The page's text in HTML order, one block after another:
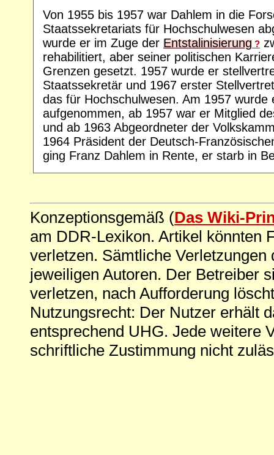
Von 1955 bis 1957 war Dahlem in die
Staatssekretariats für Hochschulwesen
wurde er im Zuge der Entstalinisierung ?
rehabilitiert, aber seiner politischen
Grenzen gesetzt. 1957 wurde er
Staatssekretär und 1967 erster
das für Hochschulwesen. Am 1957 wurde
aufgenommen, ab 1957 war er Mitglied
und ab 1963 Abgeordneter der
1964 Präsident der Deutsch-
ging Franz Dahlem in Rente, er starb in
Konzeptionsgemäß (Das Wiki-
am DDR-Lexikon. Artikel könnten
verletzen. Sämtliche
jeweiligen Autoren. Der Betreiber
verletzen, nach Aufforderung
Nutzungsrecht: Der Nutzer erhält
entsprechend UHG. Jede weitere
schriftliche Zustimmung nicht